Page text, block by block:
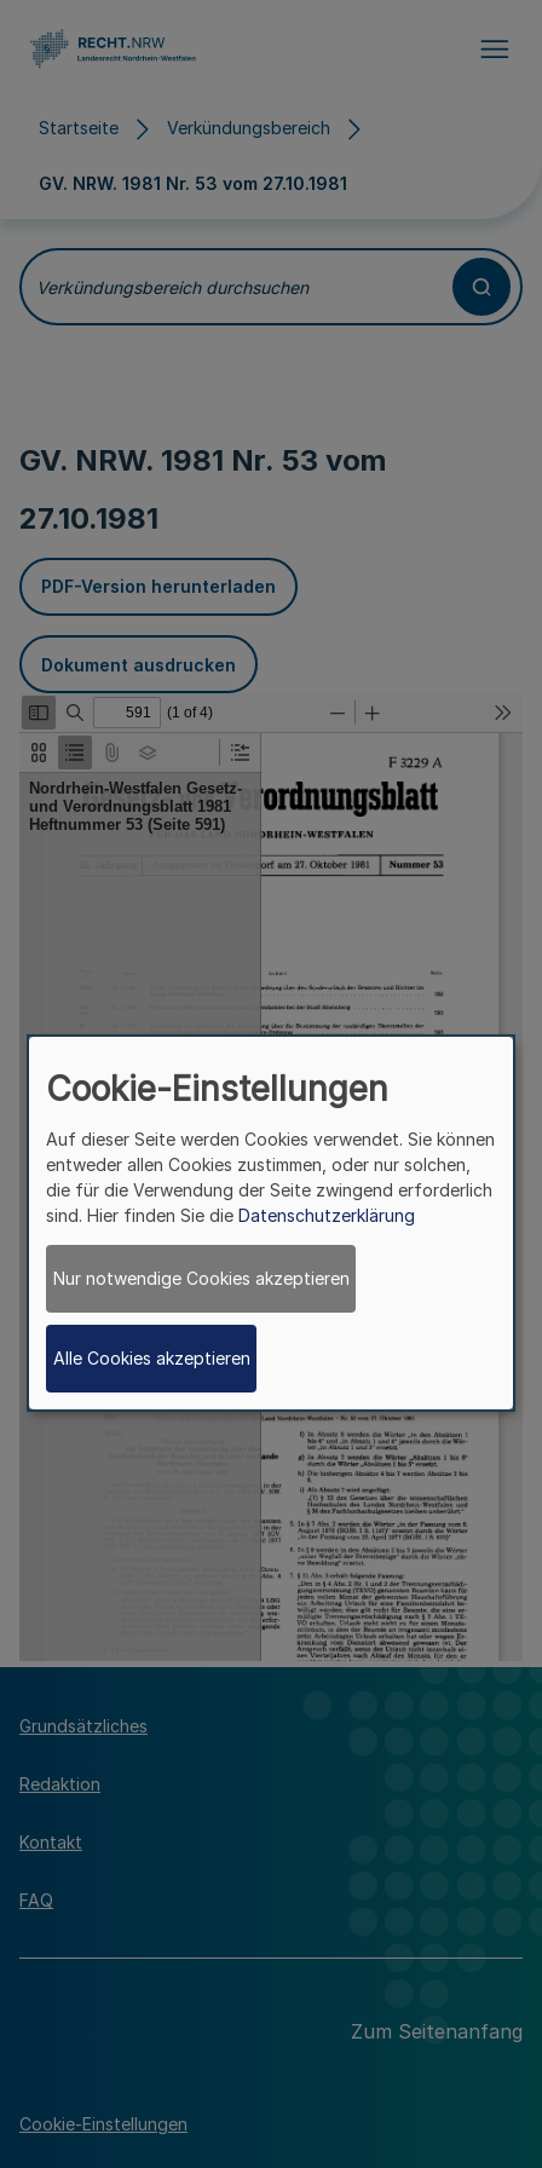
Startseite Verkündungsbereich
GV. NRW. 1981 Nr. 53 vom 27.10.1981
Verkündungsbereich durchsuchen
GV. NRW. 1981 Nr. 53 vom
27.10.1981
PDF-Version herunterladen
Dokument ausdrucken
Grundsätzliches
Redaktion
Kontakt
FAQ
Zum Seitenanfang
Cookie-Einstellungen
Cookie-Einstellungen
Auf dieser Seite werden Cookies verwendet. Sie können
entweder allen Cookies zustimmen, oder nur solchen,
die für die Verwendung der Seite zwingend erforderlich
sind. Hier finden Sie die Datenschutzerklärung
Nur notwendige Cookies akzeptieren
Alle Cookies akzeptieren